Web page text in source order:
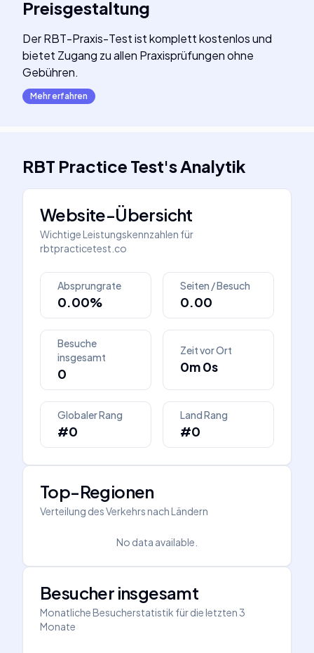
Preisgestaltung
Der RBT-Praxis-Test ist komplett kostenlos und
bietet Zugang zu allen Praxisprüfungen ohne
Gebühren.
Mehr erfahren
RBT Practice Test'sAnalytik
Website-Übersicht
Wichtige Leistungskennzahlen für
rbtpracticetest.co
Absprungrate
0.00%
Seiten / Besuch
0.00
Besuche
insgesamt
0
Zeit vor Ort
0m 0s
Globaler Rang
#0
Land Rang
#0
Top-Regionen
Verteilung des Verkehrs nach Ländern
No data available.
Besucher insgesamt
Monatliche Besucherstatistik für die letzten 3
Monate